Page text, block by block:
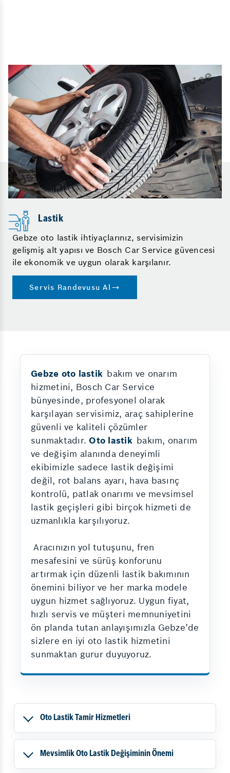
Lastik
Gebze oto lastik ihtiyaçlarınız, servisimizin
gelişmiş alt yapısı ve Bosch Car Service güvencesi
ile ekonomik ve uygun olarak karşılanır.
Servis Randevusu Al
Gebze oto lastik bakım ve onarım
hizmetini, Bosch Car Service
bünyesinde, profesyonel olarak
karşılayan servisimiz, araç sahiplerine
güvenli ve kaliteli çözümler
sunmaktadır.Oto lastik bakım, onarım
ve değişim alanında deneyimli
ekibimizle sadece lastik değişimi
değil, rot balans ayarı, hava basınç
kontrolü, patlak onarımı ve mevsimsel
lastik geçişleri gibi birçok hizmeti de
uzmanlıkla karşılıyoruz.
Aracınızın yol tutuşunu, fren
mesafesini ve sürüş konforunu
artırmak için düzenli lastik bakımının
önemini biliyor ve her marka modele
uygun hizmet sağlıyoruz. Uygun fiyat,
hızlı servis ve müşteri memnuniyetini
ön planda tutan anlayışımızla Gebze’de
sizlere en iyi oto lastik hizmetini
sunmaktan gurur duyuyoruz.
Oto Lastik Tamir Hizmetleri
Mevsimlik Oto Lastik Değişiminin Önemi